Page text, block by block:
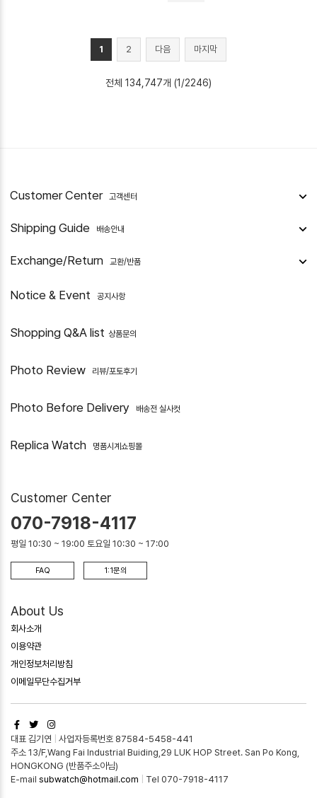
1 2 다음 마지막
전체 134,747개 (1/2246)
Customer Center 고객센터
Shipping Guide 배송안내
Exchange/Return 교환/반품
Notice & Event 공지사항
Shopping Q&A list 상품문의
Photo Review 리뷰/포토후기
Photo Before Delivery 배송전 실사컷
Replica Watch 명품시계쇼핑몰
Customer Center
070-7918-4117
평일 10:30 ~ 19:00 토요일 10:30 ~ 17:00
FAQ 1:1문의
About Us
회사소개
이용약관
개인정보처리방침
이메일무단수집거부
대표 김기연
사업자등록번호 87584-5458-441
주소 13/F,Wang Fai Industrial Buiding,29 LUK HOP Street. San Po Kong,
HONGKONG (반품주소아님)
E-mail subwatch@hotmail.com Tel 070-7918-4117